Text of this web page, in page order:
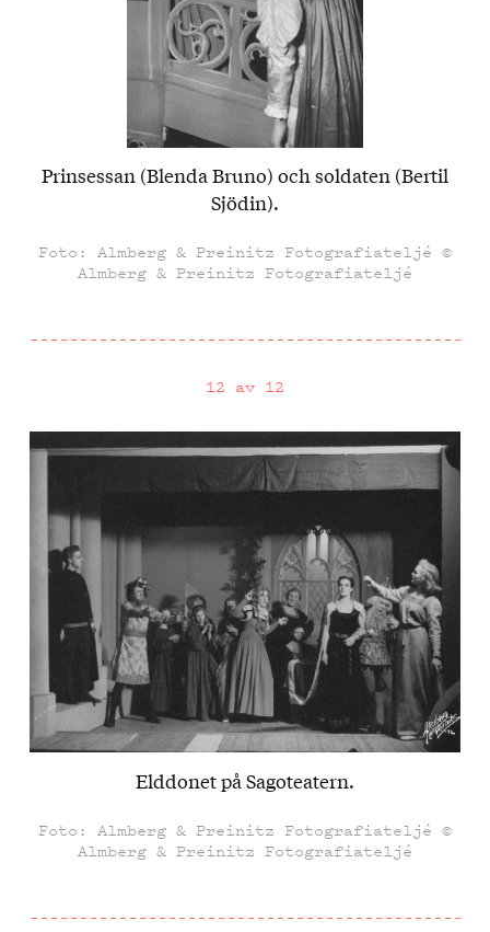
Prinsessan (Blenda Bruno) och soldaten (Bertil
Sjödin).
Foto: Almberg & Preinitz Fotografiateljé ©
Almberg & Preinitz Fotografiateljé
12 av 12
Elddonet på Sagoteatern.
Foto: Almberg & Preinitz Fotografiateljé ©
Almberg & Preinitz Fotografiateljé